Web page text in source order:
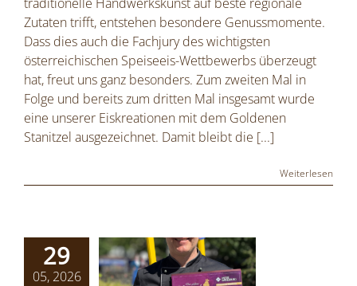
Zutaten trifft, entstehen besondere Genussmomente.
Dass dies auch die Fachjury des wichtigsten
österreichischen Speiseeis-Wettbewerbs überzeugt
hat, freut uns ganz besonders. Zum zweiten Mal in
Folge und bereits zum dritten Mal insgesamt wurde
eine unserer Eiskreationen mit dem Goldenen
Stanitzel ausgezeichnet. Damit bleibt die [...]
Weiterlesen
29
05, 2026